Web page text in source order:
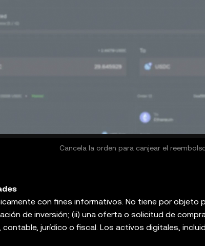
Cancela la orden para canjear el
con fines informativos. No tiene por objeto
de inversión; (ii) una oferta o solicitud de
contable, jurídico o fiscal. Los activos digitales,
implican un alto grado de riesgo y pueden